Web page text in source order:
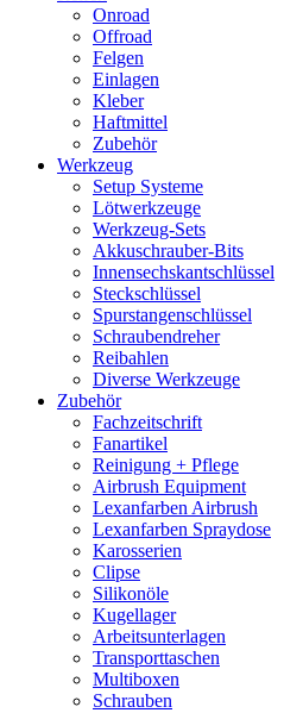
Onroad
Offroad
Felgen
Einlagen
Kleber
Haftmittel
Zubehör
Werkzeug
Setup Systeme
Lötwerkzeuge
Werkzeug-Sets
Akkuschrauber-Bits
Innensechskantschlüssel
Steckschlüssel
Spurstangenschlüssel
Schraubendreher
Reibahlen
Diverse Werkzeuge
Zubehör
Fachzeitschrift
Fanartikel
Reinigung + Pflege
Airbrush Equipment
Lexanfarben Airbrush
Lexanfarben Spraydose
Karosserien
Clipse
Silikonöle
Kugellager
Arbeitsunterlagen
Transporttaschen
Multiboxen
Schrauben